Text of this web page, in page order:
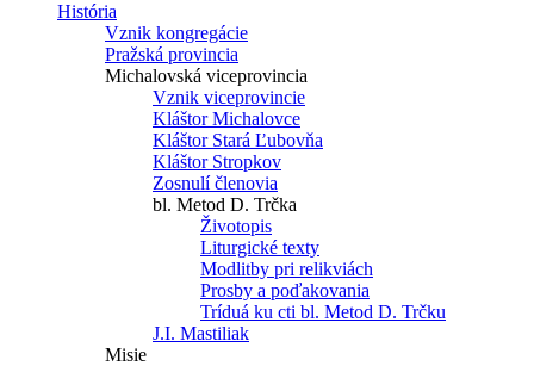
História
Vznik kongregácie
Pražská provincia
Michalovská viceprovincia
Vznik viceprovincie
Kláštor Michalovce
Kláštor Stará Ľubovňa
Kláštor Stropkov
Zosnulí členovia
bl. Metod D. Trčka
Životopis
Liturgické texty
Modlitby pri relikviách
Prosby a poďakovania
Tríduá ku cti bl. Metod D. Trčku
J.I. Mastiliak
Misie